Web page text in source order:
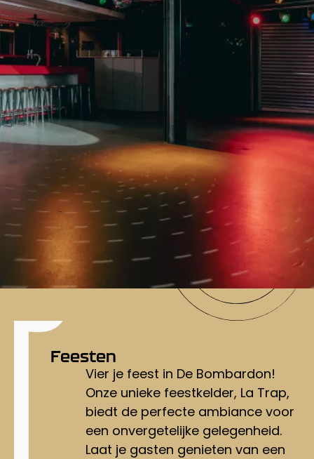
Feesten
Vier je feest in De Bombardon!
Onze unieke feestkelder, La Trap,
biedt de perfecte ambiance voor
een onvergetelijke gelegenheid.
Laat je gasten genieten van een